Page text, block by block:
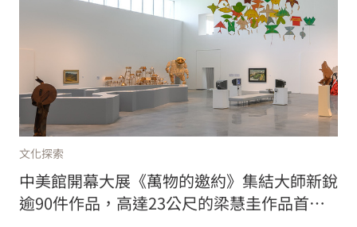
文化探索
中美館開幕大展《萬物的邀約》集結大師新銳
逾90件作品，高達23公尺的梁慧圭作品首度